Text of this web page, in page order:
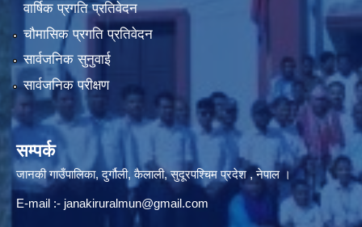
वार्षिक प्रगति प्रतिवेदन
चौमासिक प्रगति प्रतिवेदन
सार्वजनिक सुनुवाई
सार्वजनिक परीक्षण
सम्पर्क
जानकी गाउँपालिका, दुर्गौली, कैलाली, सुदूरपश्चिम प्रदेश , नेपाल ।
E-mail :- janakiruralmun@gmail.com